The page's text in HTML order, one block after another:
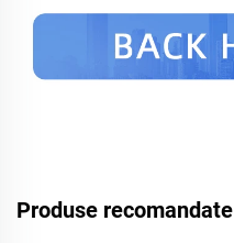
Produse recomandate